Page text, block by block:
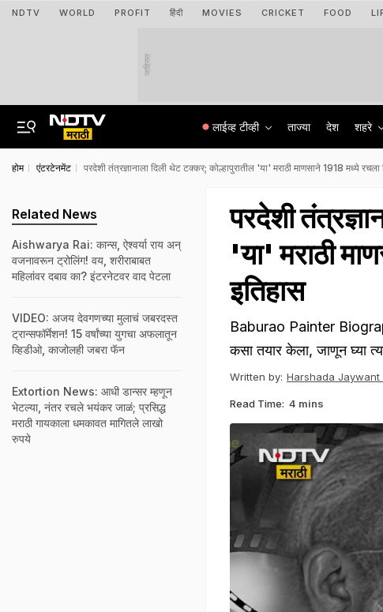
NDTV WORLD PROFIT हिंदी MOVIES CRICKET FOOD
जाहिरात
लाईव्ह टीव्ही ताज्या देश शहरे
होम एंटरटेनमेंट परदेशी तंत्रज्ञानाला दिली थेट टक्कर; कोल्हापुरातील 'या' मराठी माणसाने 1918 मध्ये रचला
परदेशी
'या' मराठी
इतिहास
Baburao Painter
कसा तयार केला, जाणून घ्या
Written by: Harshada Jaywant
Read Time: 4 mins
Related News
Aishwarya Rai: कान्स, ऐश्वर्या राय अन्
वजनावरून ट्रोलिंग! वय, शरीराबाबत
महिलांवर दबाव का? इंटरनेटवर वाद पेटला
VIDEO: अजय देवगणच्या मुलाचं जबरदस्त
ट्रान्सफॉर्मेशन! 15 वर्षांच्या युगचा अफलातून
व्हिडीओ, काजोलही जबरा फॅन
Extortion News: आधी डान्सर म्हणून
भेटल्या, नंतर रचले भयंकर जाळं; प्रसिद्ध
मराठी गायकाला धमकावत मागितले लाखो
रुपये